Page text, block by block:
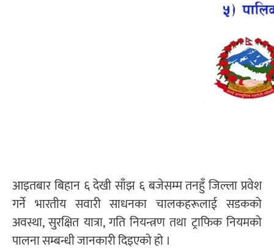
आइतबार बिहान ६ देखी साँझ ६ बजेसम्म तनहुँ जिल्ला प्रवेश
गर्ने भारतीय सवारी साधनका चालकहरूलाई सडकको
अवस्था, सुरक्षित यात्रा, गति नियन्त्रण तथा ट्राफिक नियमको
पालना सम्बन्धी जानकारी दिइएको हो ।